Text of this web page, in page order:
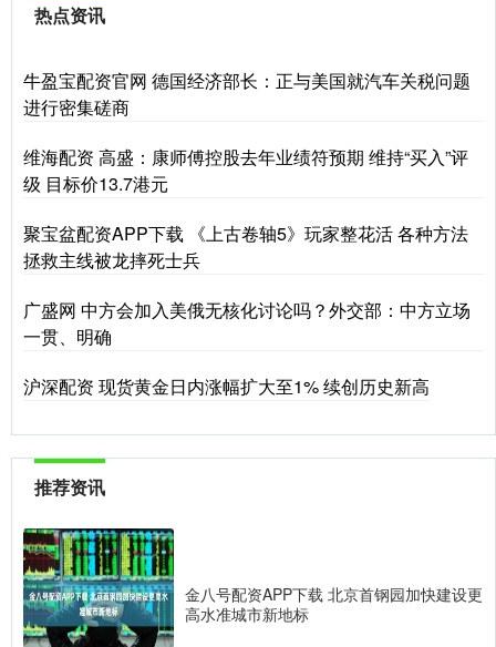
热点资讯
牛盈宝配资官网 德国经济部长：正与美国就汽车关税问题
进行密集磋商
维海配资 高盛：康师傅控股去年业绩符预期 维持“买入”评
级 目标价13.7港元
聚宝盆配资APP下载 《上古卷轴5》玩家整花活 各种方法
拯救主线被龙摔死士兵
广盛网 中方会加入美俄无核化讨论吗？外交部：中方立场
一贯、明确
沪深配资 现货黄金日内涨幅扩大至1% 续创历史新高
推荐资讯
金八号配资APP下载 北京首钢园加快建设更
高水准城市新地标